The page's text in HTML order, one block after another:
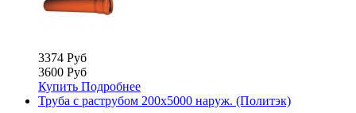
3374 Руб
3600 Руб
Купить Подробнее
Труба с раструбом 200х5000 наруж. (Политэк)